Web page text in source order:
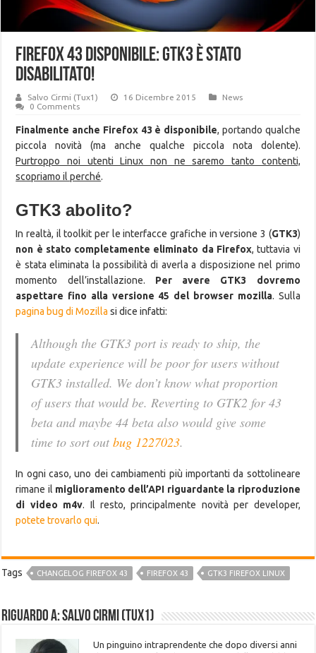
Firefox 43 disponibile: GTK3 è stato
disabilitato!
Salvo Cirmi (Tux1) 16 Dicembre 2015
News
0 Comments
Finalmente anche Firefox 43 è disponibile, portando qualche
piccola novità (ma anche qualche piccola nota dolente).
Purtroppo noi utenti Linux non ne saremo tanto contenti,
scopriamo il perché.
GTK3 abolito?
In realtà, il toolkit per le interfacce grafiche in versione 3 (GTK3)
non è stato completamente eliminato da Firefox, tuttavia vi
è stata eliminata la possibilità di averla a disposizione nel primo
momento dell’installazione. Per avere GTK3 dovremo
aspettare fino alla versione 45 del browser mozilla. Sulla
pagina bug di Mozilla si dice infatti:
Although the GTK3 port is ready to ship, the
update experience will be poor for users without
GTK3 installed. We don’t know what proportion
of users that would be. Reverting to GTK2 for 43
beta and maybe 44 beta also would give some
time to sort outbug 1227023.
In ogni caso, uno dei cambiamenti più importanti da sottolineare
rimane il miglioramento dell’API riguardante la riproduzione
di video m4v. Il resto, principalmente novità per developer,
potete trovarlo qui.
Tags CHANGELOG FIREFOX 43 FIREFOX 43 GTK3 FIREFOX LINUX
Riguardo a: Salvo Cirmi (Tux1)
Un pinguino intraprendente che dopo diversi anni